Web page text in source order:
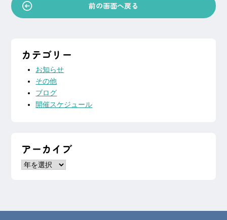
前の画面へ戻る
カテゴリー
お知らせ
その他
ブログ
開催スケジュール
アーカイブ
ア
ー